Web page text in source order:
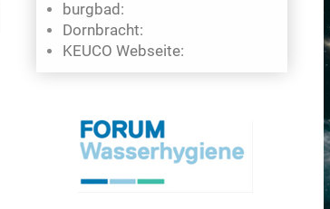
burgbad:
Dornbracht:
KEUCO Webseite: